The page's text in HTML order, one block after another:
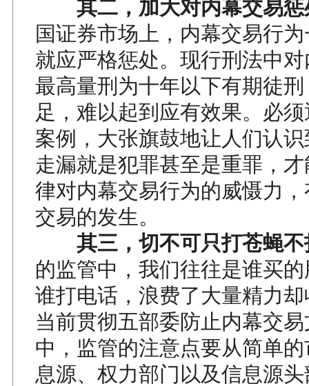
其二，加大对内幕交易
国证券市场上，内幕交易行
就应严格惩处。现行刑法中
最高量刑为十年以下有期徒
足，难以起到应有效果。必
案例，大张旗鼓地让人们认
走漏就是犯罪甚至是重罪，
律对内幕交易行为的威慑力
交易的发生。
其三，切不可只打苍蝇
的监管中，我们往往是谁买
谁打电话，浪费了大量精力
当前贯彻五部委防止内幕交
中，监管的注意点要从简单
息源、权力部门以及信息源